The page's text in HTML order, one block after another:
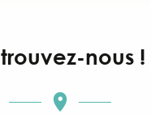
nous !